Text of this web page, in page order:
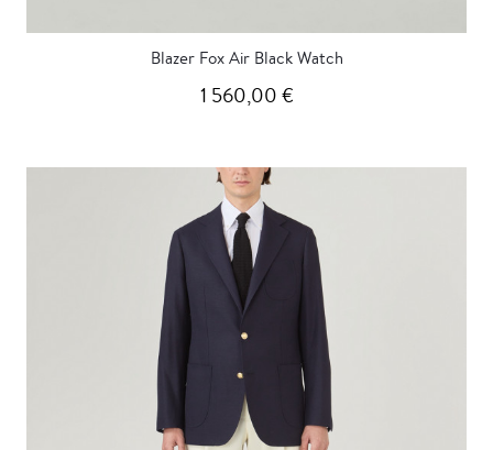
Blazer Fox Air Black Watch
1 560,00 €